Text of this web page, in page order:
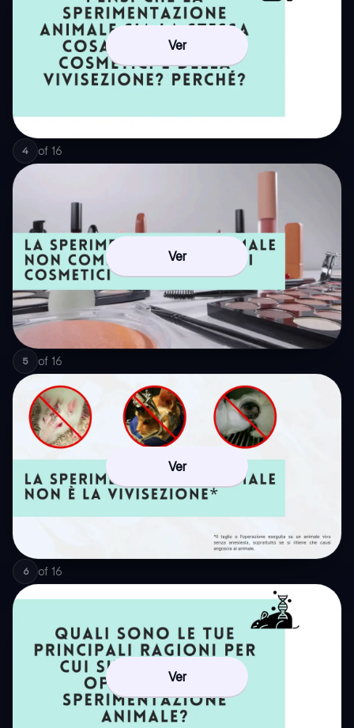
Ver
4 of 16
Ver
5 of 16
Ver
6 of 16
Ver